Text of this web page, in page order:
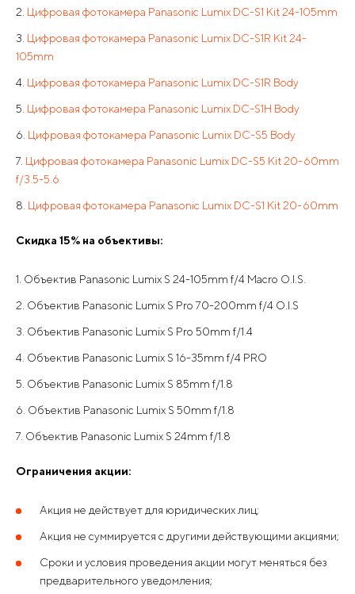
Цифровая фотокамера Panasonic Lumix DC-S1 Kit 24-105mm
Цифровая фотокамера Panasonic Lumix DC-S1R Kit 24-
105mm
Цифровая фотокамера Panasonic Lumix DC-S1R Body
Цифровая фотокамера Panasonic Lumix DC-S1H Body
Цифровая фотокамера Panasonic Lumix DC-S5 Body
Цифровая фотокамера Panasonic Lumix DC-S5 Kit 20-60mm
f/3.5-5.6
Цифровая фотокамера Panasonic Lumix DC-S1 Kit 20-60mm
Скидка 15% на объективы:
Объектив Panasonic Lumix S 24-105mm f/4 Macro O.I.S.
Объектив Panasonic Lumix S Pro 70-200mm f/4 O.I.S
Объектив Panasonic Lumix S Pro 50mm f/1.4
Объектив Panasonic Lumix S 16-35mm f/4 PRO
Объектив Panasonic Lumix S 85mm f/1.8
Объектив Panasonic Lumix S 50mm f/1.8
Объектив Panasonic Lumix S 24mm f/1.8
Ограничения акции:
Акция не действует для юридических лиц;
Акция не суммируется с другими действующими акциями;
Сроки и условия проведения акции могут меняться без
предварительного уведомления;